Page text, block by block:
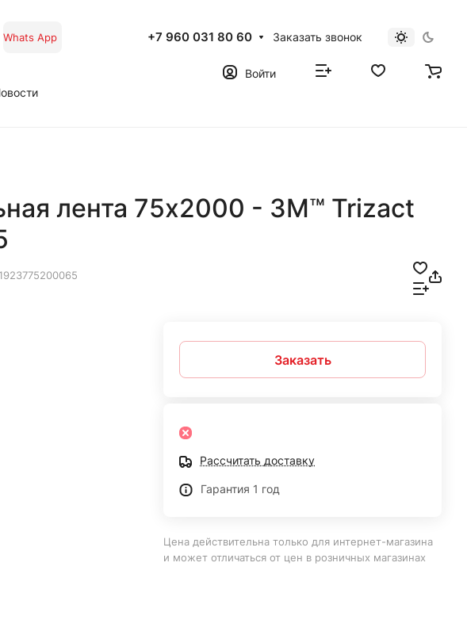
Whats App +7 960 031 80 60 Заказать звонок
Войти
лента 75х2000 - 3M™ Trizact
1923775200065
Заказать
Рассчитать доставку
Гарантия 1 год
Цена действительна только для интернет-магазина
и может отличаться от цен в розничных магазинах